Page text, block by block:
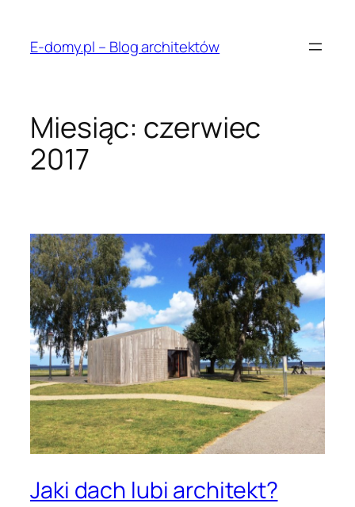
treściE-domy.pl – Blog architektów
Miesiąc: czerwiec
2017
Jaki dach lubi architekt?